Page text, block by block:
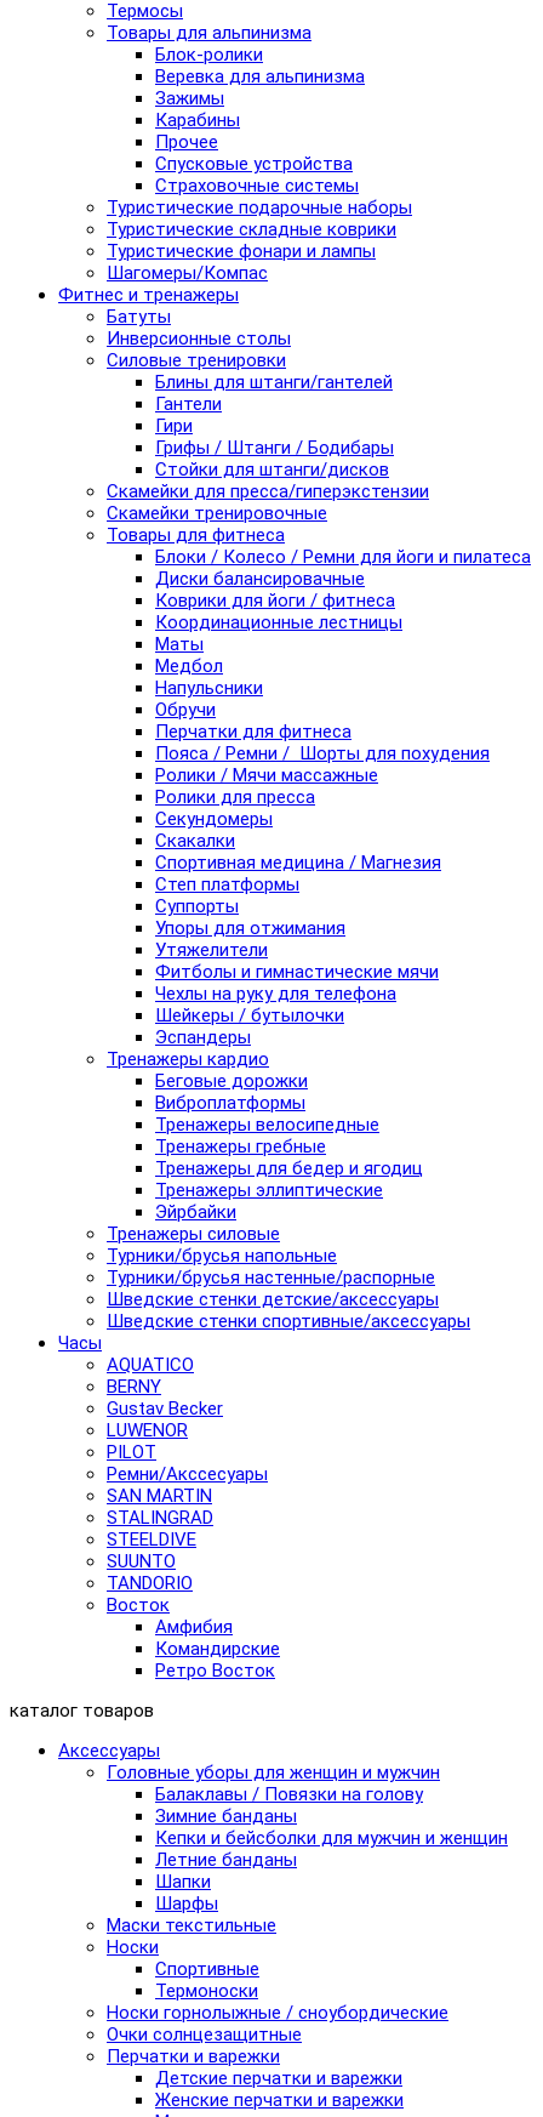
Термосы
Товары для альпинизма
Блок-ролики
Веревка для альпинизма
Зажимы
Карабины
Прочее
Спусковые устройства
Страховочные системы
Туристические подарочные наборы
Туристические складные коврики
Туристические фонари и лампы
Шагомеры/Компас
Фитнес и тренажеры
Батуты
Инверсионные столы
Силовые тренировки
Блины для штанги/гантелей
Гантели
Гири
Грифы / Штанги / Бодибары
Стойки для штанги/дисков
Скамейки для пресса/гиперэкстензии
Скамейки тренировочные
Товары для фитнеса
Блоки / Колесо / Ремни для йоги и пилатеса
Диски балансировачные
Коврики для йоги / фитнеса
Координационные лестницы
Маты
Медбол
Напульсники
Обручи
Перчатки для фитнеса
Пояса / Ремни / Шорты для похудения
Ролики / Мячи массажные
Ролики для пресса
Секундомеры
Скакалки
Спортивная медицина / Магнезия
Степ платформы
Суппорты
Упоры для отжимания
Утяжелители
Фитболы и гимнастические мячи
Чехлы на руку для телефона
Шейкеры / бутылочки
Эспандеры
Тренажеры кардио
Беговые дорожки
Виброплатформы
Тренажеры велосипедные
Тренажеры гребные
Тренажеры для бедер и ягодиц
Тренажеры эллиптические
Эйрбайки
Тренажеры силовые
Турники/брусья напольные
Турники/брусья настенные/распорные
Шведские стенки детские/аксессуары
Шведские стенки спортивные/аксессуары
Часы
AQUATICO
BERNY
Gustav Becker
LUWENOR
PILOT
Pемни/Акссесуары
SAN MARTIN
STALINGRAD
STEELDIVE
SUUNTO
TANDORIO
Восток
Амфибия
Командирские
Ретро Восток
каталог товаров
Аксессуары
Головные уборы для женщин и мужчин
Балаклавы / Повязки на голову
Зимние банданы
Кепки и бейсболки для мужчин и женщин
Летние банданы
Шапки
Шарфы
Маски текстильные
Носки
Спортивные
Термоноски
Носки горнолыжные / сноубордические
Очки солнцезащитные
Перчатки и варежки
Детские перчатки и варежки
Женские перчатки и варежки